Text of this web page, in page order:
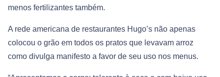
menos fertilizantes também.
A rede americana de restaurantes Hugo’s não apenas
colocou o grão em todos os pratos que levavam arroz
como divulga manifesto a favor de seu uso nos menus.